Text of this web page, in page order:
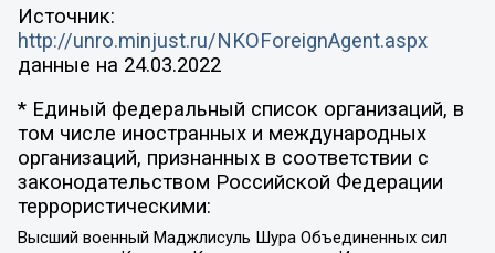
Источник:
http://unro.minjust.ru/NKOForeignAgent.aspx
данные на 24.03.2022
* Единый федеральный список организаций, в
том числе иностранных и международных
организаций, признанных в соответствии с
законодательством Российской Федерации
террористическими:
Высший военный Маджлисуль Шура Объединенных сил